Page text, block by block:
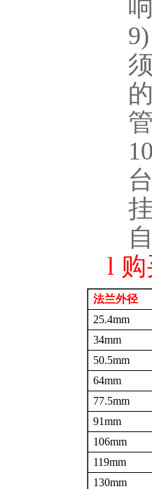
9)
l
法兰外径
25.4mm
34mm
50.5mm
64mm
77.5mm
91mm
106mm
119mm
130mm